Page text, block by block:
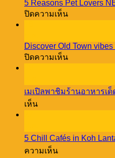
5 Reasons Pet Lovers
ปิดความเห็นบน
Pet
Lovers
NEED
at
Cassia
Discover Old Town
ปิดความเห็นบน
Town
vibes
เมเปิลพาชิมร้านอาหารเด็
เห็นบน
พา
ชิม
5 Chill Cafés in Koh
ความเห็นบน